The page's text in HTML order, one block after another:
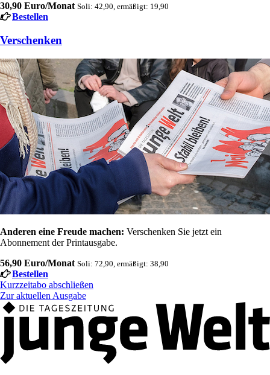
30,90 Euro/Monat Soli: 42,90, ermäßigt: 19,90
Bestellen
Verschenken
Anderen eine Freude machen: Verschenken Sie jetzt ein
Abonnement der Printausgabe.
56,90 Euro/Monat Soli: 72,90, ermäßigt: 38,90
Bestellen
Kurzzeitabo abschließen
Zur aktuellen Ausgabe